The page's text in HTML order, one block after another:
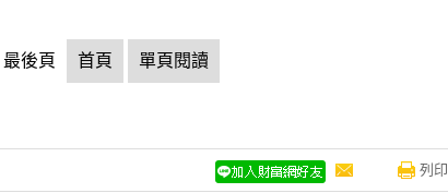
最後頁 首頁 單頁閱讀
列印